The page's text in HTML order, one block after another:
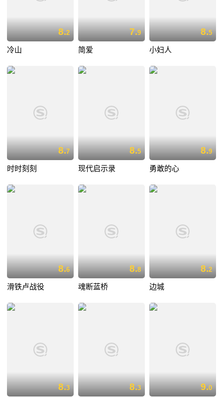
8.2
冷山
7.9
简爱
8.5
小妇人
8.7
时时刻刻
8.5
现代启示录
8.9
勇敢的心
8.6
滑铁卢战役
8.8
魂断蓝桥
8.2
边城
8.3 8.3 9.0